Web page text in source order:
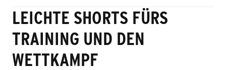
LEICHTE SHORTS FÜRS
TRAINING UND DEN
WETTKAMPF